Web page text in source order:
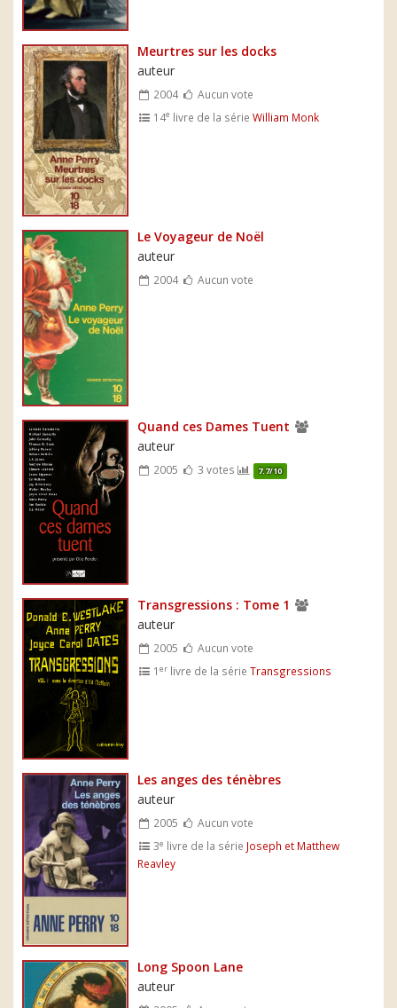
Meurtres sur les docks
auteur
2004
Aucun vote
14e livre de la sérieWilliam Monk
Le Voyageur de Noël
auteur
2004 Aucun vote
Quand ces Dames Tuent
auteur
2005 3 votes 7.7/10
Transgressions : Tome 1
auteur
2005
Aucun vote
1er livre de la sérieTransgressions
Les anges des ténèbres
auteur
2005
Aucun vote
3e livre de la série Joseph et Matthew
Reavley
Long Spoon Lane
auteur